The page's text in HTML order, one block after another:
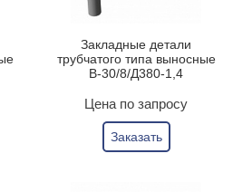
Закладные детали
трубчатого типа выносные
В-30/8/Д380-1,4
Цена по запросу
Заказать